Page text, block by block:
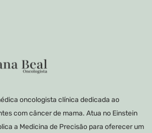
oncologista clínica dedicada ao
com câncer de mama. Atua no Einstein
a Medicina de Precisão para oferecer um